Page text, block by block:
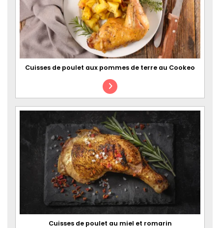
Cuisses de poulet aux pommes de terre au Cookeo
Cuisses de poulet au miel et romarin